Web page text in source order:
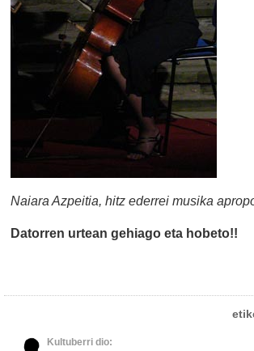
Naiara Azpeitia, hitz ederrei musika
Datorren urtean gehiago eta hobeto!!
Kultuberri dio: